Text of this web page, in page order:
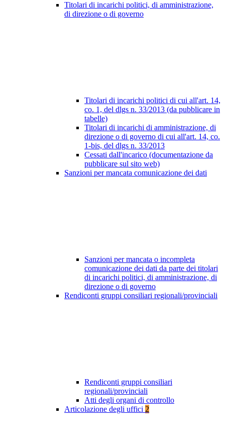
Titolari di incarichi politici, di amministrazione,
di direzione o di governo
Titolari di incarichi politici di cui all'art. 14,
co. 1, del dlgs n. 33/2013 (da pubblicare in
tabelle)
Titolari di incarichi di amministrazione, di
direzione o di governo di cui all'art. 14, co.
1-bis, del dlgs n. 33/2013
Cessati dall'incarico (documentazione da
pubblicare sul sito web)
Sanzioni per mancata comunicazione dei dati
Sanzioni per mancata o incompleta
comunicazione dei dati da parte dei titolari
di incarichi politici, di amministrazione, di
direzione o di governo
Rendiconti gruppi consiliari regionali/provinciali
Rendiconti gruppi consiliari
regionali/provinciali
Atti degli organi di controllo
Articolazione degli uffici 2